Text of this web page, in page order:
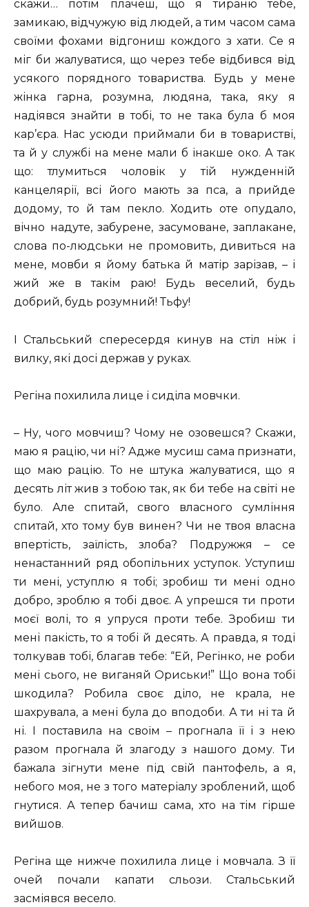
скажи… потім плачеш, що я тираню тебе,
замикаю, відчужую від людей, а тим часом сама
своїми фохами відгониш кождого з хати. Се я
міг би жалуватися, що через тебе відбився від
усякого порядного товариства. Будь у мене
жінка гарна, розумна, людяна, така, яку я
надіявся знайти в тобі, то не така була б моя
кар’єра. Нас усюди приймали би в товаристві,
та й у службі на мене мали б інакше око. А так
що: тлумиться чоловік у тій нужденній
канцелярії, всі його мають за пса, а прийде
додому, то й там пекло. Ходить оте опудало,
вічно надуте, забурене, засумоване, заплакане,
слова по-людськи не промовить, дивиться на
мене, мовби я йому батька й матір зарізав, – і
жий же в такім раю! Будь веселий, будь
добрий, будь розумний! Тьфу!
І Стальський спересердя кинув на стіл ніж і
вилку, які досі держав у руках.
Регіна похилила лице і сиділа мовчки.
– Ну, чого мовчиш? Чому не озовешся? Скажи,
маю я рацію, чи ні? Адже мусиш сама признати,
що маю рацію. То не штука жалуватися, що я
десять літ жив з тобою так, як би тебе на світі не
було. Але спитай, свого власного сумління
спитай, хто тому був винен? Чи не твоя власна
впертість, заїлість, злоба? Подружжя – се
ненастанний ряд обопільних уступок. Уступиш
ти мені, уступлю я тобі; зробиш ти мені одно
добро, зроблю я тобі двоє. А упрешся ти проти
моєї волі, то я упруся проти тебе. Зробиш ти
мені пакість, то я тобі й десять. А правда, я тоді
толкував тобі, благав тебе: “Ей, Регінко, не роби
мені сього, не виганяй Ориськи!” Що вона тобі
шкодила? Робила своє діло, не крала, не
шахрувала, а мені була до вподоби. А ти ні та й
ні. І поставила на своїм – прогнала її і з нею
разом прогнала й злагоду з нашого дому. Ти
бажала зігнути мене під свій пантофель, а я,
небого моя, не з того матеріалу зроблений, щоб
гнутися. А тепер бачиш сама, хто на тім гірше
вийшов.
Регіна ще нижче похилила лице і мовчала. З її
очей почали капати сльози. Стальський
засміявся весело.